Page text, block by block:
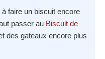
faire un biscuit encore
passer au Biscuit de
des gateaux encore plus